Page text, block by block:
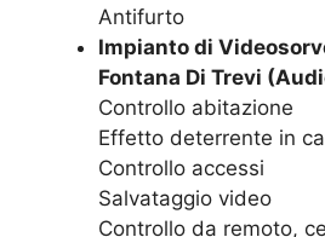
Antifurto
Impianto di
Fontana Di Trevi
Controllo abitazione
Effetto deterrente in
Controllo accessi
Salvataggio video
Controllo da remoto,